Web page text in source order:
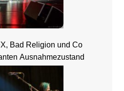
Bad Religion und Co
Ausnahmezustand